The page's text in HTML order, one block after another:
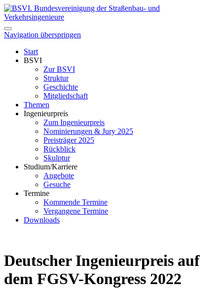
Navigation überspringen
Start
BSVI
Zur BSVI
Struktur
Geschichte
Mitgliedschaft
Themen
Ingenieurpreis
Zum Ingenieurpreis
Nominierungen & Jury 2025
Preisträger 2025
Rückblick
Skulptur
Studium/Karriere
Angebote
Gesuche
Termine
Kommende Termine
Vergangene Termine
Downloads
Deutscher Ingenieurpreis auf
dem FGSV-Kongress 2022